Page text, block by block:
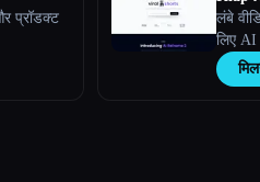
प्रॉडक्ट
लंबे
लिए AI